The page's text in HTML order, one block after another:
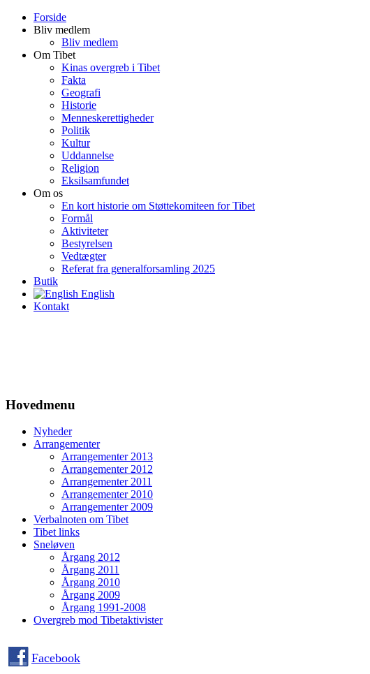
Forside
Bliv medlem
Bliv medlem
Om Tibet
Kinas overgreb i Tibet
Fakta
Geografi
Historie
Menneskerettigheder
Politik
Kultur
Uddannelse
Religion
Eksilsamfundet
Om os
En kort historie om Støttekomiteen for Tibet
Formål
Aktiviteter
Bestyrelsen
Vedtægter
Referat fra generalforsamling 2025
Butik
English
Kontakt
Hovedmenu
Nyheder
Arrangementer
Arrangementer 2013
Arrangementer 2012
Arrangementer 2011
Arrangementer 2010
Arrangementer 2009
Verbalnoten om Tibet
Tibet links
Sneløven
Årgang 2012
Årgang 2011
Årgang 2010
Årgang 2009
Årgang 1991-2008
Overgreb mod Tibetaktivister
Facebook